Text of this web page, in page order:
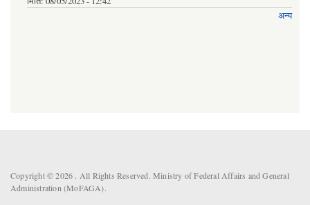
अन्य
Copyright © 2026 . All Rights Reserved. Ministry of Federal Affairs and General
Administration (MoFAGA).